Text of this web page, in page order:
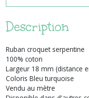
Description
Ruban croquet serpentine
100% coton
Largeur 18 mm (distance
Coloris Bleu turquoise
Vendu au mètre